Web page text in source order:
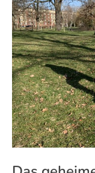
der
Bäume